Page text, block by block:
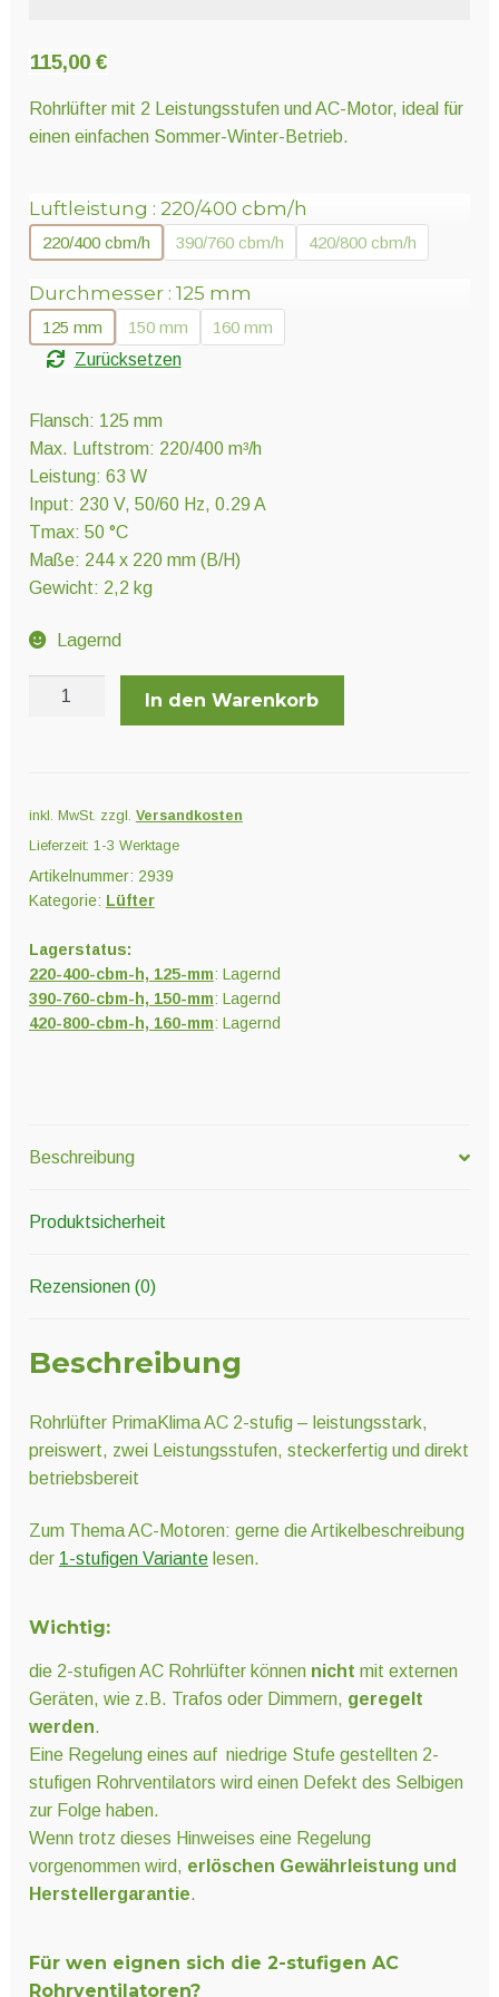
Saatgut
Ernte und Verarbeitung
Gartengeräte
Sonstiges
115,00 €
Rohrlüfter mit 2 Leistungsstufen und AC-Motor, ideal für
einen einfachen Sommer-Winter-Betrieb.
Luftleistung 220/400 cbm/h
220/400 cbm/h 390/760 cbm/h 420/800 cbm/h
Durchmesser 125 mm
125 mm 150 mm
160 mm
Zurücksetzen
Flansch: 125 mm
Max. Luftstrom: 220/400 m³/h
Leistung: 63 W
Input: 230 V, 50/60 Hz, 0.29 A
Tmax: 50 °C
Maße: 244 x 220 mm (B/H)
Gewicht: 2,2 kg
Lagernd
Rohrlüfter
In den Warenkorb
inkl. MwSt. zzgl. Versandkosten
Lieferzeit: 1-3 Werktage
Artikelnummer: 2939
Kategorie: Lüfter
Lagerstatus:
220-400-cbm-h, 125-mm: Lagernd
390-760-cbm-h, 150-mm: Lagernd
420-800-cbm-h, 160-mm: Lagernd
Beschreibung
Produktsicherheit
Rezensionen (0)
Beschreibung
Rohrlüfter PrimaKlima AC 2-stufig – leistungsstark,
preiswert, zwei Leistungsstufen, steckerfertig und direkt
betriebsbereit
Zum Thema AC-Motoren: gerne die Artikelbeschreibung
der 1-stufigen Variantelesen.
Wichtig:
die 2-stufigen AC Rohrlüfter können nicht mit externen
Geräten, wie z.B. Trafos oder Dimmern, geregelt
werden.
Eine Regelung eines auf niedrige Stufe gestellten 2-
stufigen Rohrventilators wird einen Defekt des Selbigen
zur Folge haben.
Wenn trotz dieses Hinweises eine Regelung
vorgenommen wird, erlöschen Gewährleistung und
Herstellergarantie.
Für wen eignen sich die 2-stufigen AC
Rohrventilatoren?